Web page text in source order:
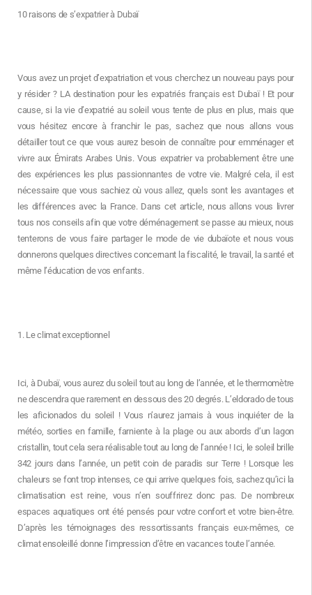
10 raisons de s’expatrier à Dubaï
Vous avez un projet d’expatriation et vous cherchez un nouveau pays pour
y résider ? LA destination pour les expatriés français est Dubaï ! Et pour
cause, si la vie d’expatrié au soleil vous tente de plus en plus, mais que
vous hésitez encore à franchir le pas, sachez que nous allons vous
détailler tout ce que vous aurez besoin de connaître pour emménager et
vivre aux Émirats Arabes Unis. Vous expatrier va probablement être une
des expériences les plus passionnantes de votre vie. Malgré cela, il est
nécessaire que vous sachiez où vous allez, quels sont les avantages et
les différences avec la France. Dans cet article, nous allons vous livrer
tous nos conseils afin que votre déménagement se passe au mieux, nous
tenterons de vous faire partager le mode de vie dubaïote et nous vous
donnerons quelques directives concernant la fiscalité, le travail, la santé et
même l’éducation de vos enfants.
1. Le climat exceptionnel
Ici, à Dubaï, vous aurez du soleil tout au long de l’année, et le thermomètre
ne descendra que rarement en dessous des 20 degrés. L’eldorado de tous
les aficionados du soleil ! Vous n’aurez jamais à vous inquiéter de la
météo, sorties en famille, farniente à la plage ou aux abords d’un lagon
cristallin, tout cela sera réalisable tout au long de l’année ! Ici, le soleil brille
342 jours dans l’année, un petit coin de paradis sur Terre ! Lorsque les
chaleurs se font trop intenses, ce qui arrive quelques fois, sachez qu’ici la
climatisation est reine, vous n’en souffrirez donc pas. De nombreux
espaces aquatiques ont été pensés pour votre confort et votre bien-être.
D’après les témoignages des ressortissants français eux-mêmes, ce
climat ensoleillé donne l’impression d’être en vacances toute l’année.